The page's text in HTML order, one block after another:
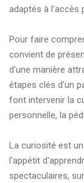
adaptés à l'accès
Pour faire
convient de
d'une manière
étapes clés d'un
font intervenir la
personnelle, la
La curiosité est
l'appétit
spectaculaires,